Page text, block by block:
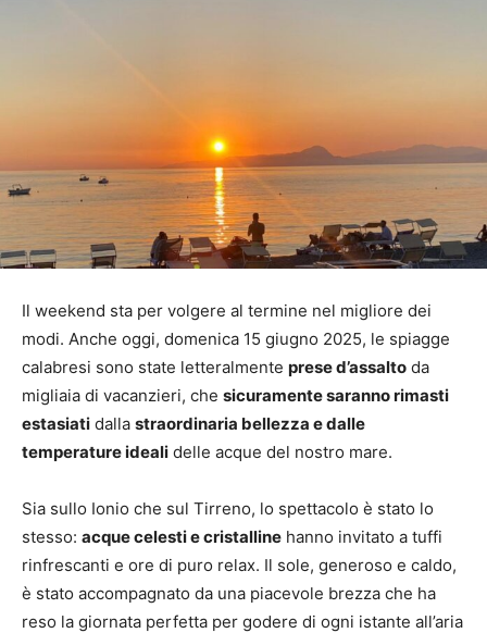
Il weekend sta per volgere al termine nel migliore dei
modi. Anche oggi, domenica 15 giugno 2025, le spiagge
calabresi sono state letteralmente prese d’assalto da
migliaia di vacanzieri, che sicuramente saranno rimasti
estasiati dalla straordinaria bellezza e dalle
temperature ideali delle acque del nostro mare.
Sia sullo Ionio che sul Tirreno, lo spettacolo è stato lo
stesso: acque celesti e cristalline hanno invitato a tuffi
rinfrescanti e ore di puro relax. Il sole, generoso e caldo,
è stato accompagnato da una piacevole brezza che ha
reso la giornata perfetta per godere di ogni istante all’aria